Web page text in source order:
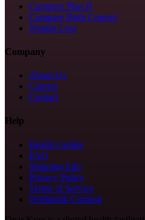
Compare Plan B
Compare Birth Control
Weight Loss
Company
About Us
Careers
Contact
Help
Health Guides
FAQ
Shipping Info
Privacy Policy
Terms of Service
Telehealth Consent